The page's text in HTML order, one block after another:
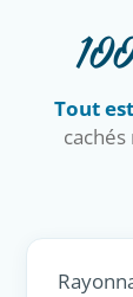
Tout